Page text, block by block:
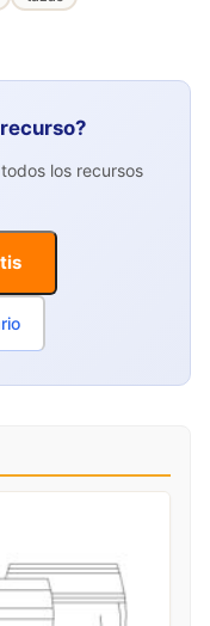
los recursos